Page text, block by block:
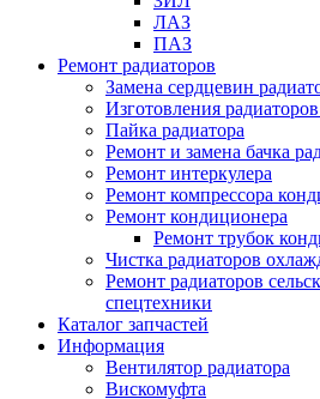
ЛАЗ
ПАЗ
Ремонт радиаторов
Замена сердцевин
Изготовления
Пайка радиатора
Ремонт и замена бачка
Ремонт интеркулера
Ремонт компрессора
Ремонт кондиционера
Ремонт трубок
Чистка радиаторов
Ремонт радиаторов
спецтехники
Каталог запчастей
Информация
Вентилятор радиатора
Вискомуфта